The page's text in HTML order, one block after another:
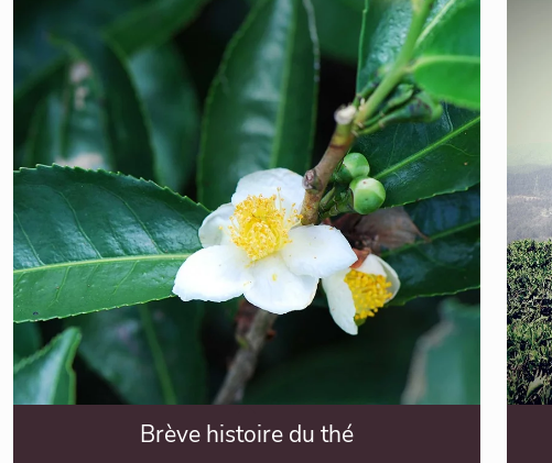
Brève histoire du thé